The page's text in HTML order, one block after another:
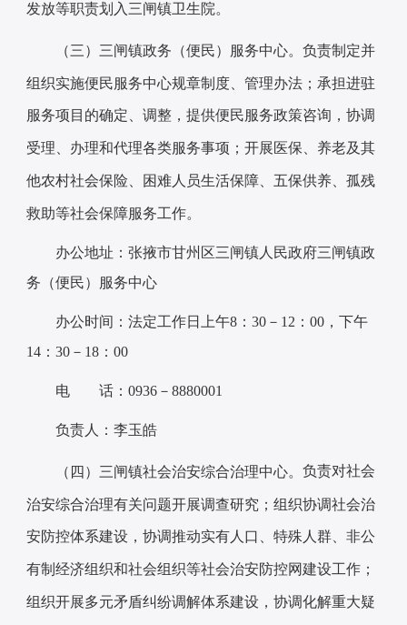
发放等职责划入 三闸镇卫生院。
（三） 三闸镇政务（便民）服务中心。 负责制定并
组织实施便民服务中心规章制度、管理办法；承担进驻
服务项目的确定、调整，提供便民服务政策咨询，协调
受理、办理和代理各类服务事项；开展医保、养老及其
他农村社会保险、困难人员生活保障、五保供养、孤残
救助等社会保障服务工作。
办公地址：张掖市甘州区三闸镇人民政府三闸镇政
务（便民）服务中心
办公时间：法定工作日上午8：30－12：00，下午
14：30－18：00
电 话：0936－8880001
负责人：李玉皓
（四） 三闸镇社会治安综合治理中心。 负责对社会
治安综合治理有关问题开展调查研究；组织协调社会治
安防控体系建设，协调推动实有人口、特殊人群、非公
有制经济组织和社会组织等社会治安防控网建设工作；
组织开展多元矛盾纠纷调解体系建设，协调化解重大疑